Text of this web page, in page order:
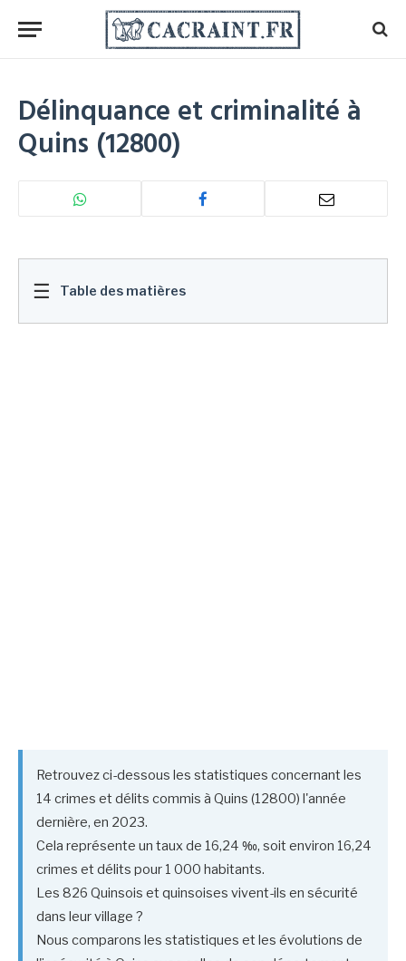
Délinquance et criminalité à
Quins (12800)
☰ Table des matières
Retrouvez ci-dessous les statistiques concernant les
14 crimes et délits commis à Quins (12800) l'année
dernière, en 2023.
Cela représente un taux de 16,24 ‰, soit environ 16,24
crimes et délits pour 1 000 habitants.
Les 826 Quinsois et quinsoises vivent-ils en sécurité
dans leur village ?
Nous comparons les statistiques et les évolutions de